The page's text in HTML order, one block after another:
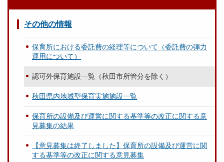
その他の情報
保育所における委託費の経理等について（委託費の弾力
運用について）
認可外保育施設一覧（秋田市所管分を除く）
秋田県内地域型保育実施施設一覧
保育所の設備及び運営に関する基準等の改正に関する意
見募集の結果
【意見募集は終了しました】保育所の設備及び運営に関
する基準等の改正に関する意見募集